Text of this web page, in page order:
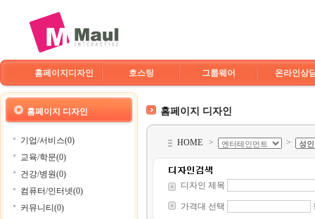
홈페이지디자인 호스팅 그룹웨어 온라인상
홈페이지 디자인
기업/서비스(0)
교육/학문(0)
건강/병원(0)
컴퓨터/인터넷(0)
커뮤니티(0)
홈페이지 디자인
HOME > >
디자인 제목
가격대 선택